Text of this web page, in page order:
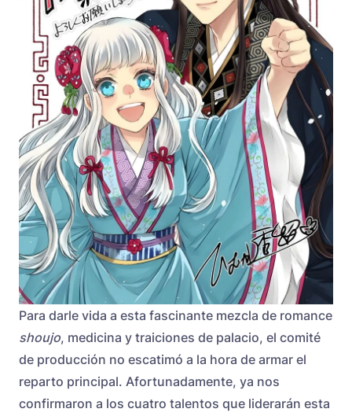
Para darle vida a esta fascinante mezcla de romance
shoujo, medicina y traiciones de palacio, el comité
de producción no escatimó a la hora de armar el
reparto principal. Afortunadamente, ya nos
confirmaron a los cuatro talentos que liderarán esta